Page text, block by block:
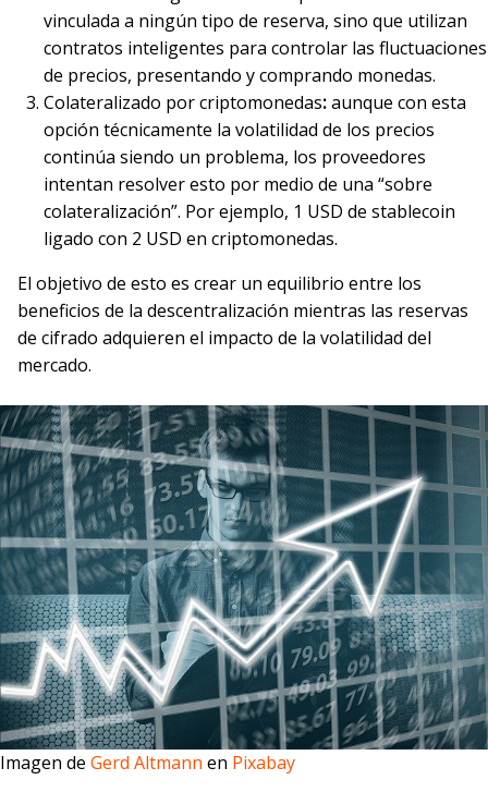
vinculada a ningún tipo de reserva, sino que utilizan
contratos inteligentes para controlar las fluctuaciones
de precios, presentando y comprando monedas.
Colateralizado por criptomonedas:aunque con esta
opción técnicamente la volatilidad de los precios
continúa siendo un problema, los proveedores
intentan resolver esto por medio de una “sobre
colateralización”. Por ejemplo, 1 USD de stablecoin
ligado con 2 USD en criptomonedas.
El objetivo de esto es crear un equilibrio entre los
beneficios de la descentralización mientras las reservas
de cifrado adquieren el impacto de la volatilidad del
mercado.
Imagen de Gerd Altmann en Pixabay